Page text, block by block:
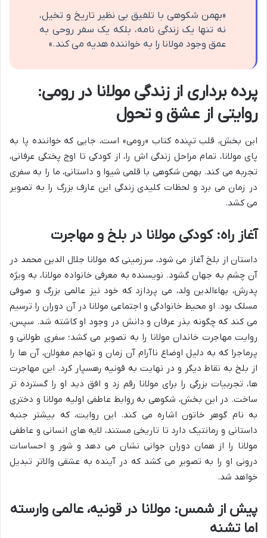
«بهمن شکوهی با تلفیق بی نظیر تاریخ و تخیل،
نه تنها یک زندگی نامه، بلکه یک سفر روحی به
عمق وجود مولانا را به خواننده هدیه می کند.»
پرده برداری از زندگی مولانا در رومی:
روایتی از عشق و تحول
این بخش، قلب تپنده کتاب «رومی» است، جایی که خواننده پا به
پای مولانا، تمام مراحل زندگی اش را، از کودکی تا اوج پختگی عرفانی،
تجربه می کند. بهمن شکوهی با قلمی شیوا و داستانی، ما را به سفری
در زمان می برد و لحظات کلیدی زندگی این عارف بزرگ را به تصویر
می کشد.
آغاز راه: کودکی مولانا در بلخ و مهاجرت
داستان از بلخ آغاز می شود، سرزمینی که مولانا جلال الدین محمد در
آن چشم به جهان گشود. نویسنده به معرفی خانواده مولانا، به ویژه
پدرش، بهاءالدین ولد، می پردازد که خود نیز عالمی بزرگ و صوفی
مسلک بود. او محیط خانوادگی و اجتماعی مولانا در آن دوران را ترسیم
می کند که چگونه بذر عرفان و دانش در وجود او کاشته شد. سپس،
روایت مهاجرت خاندان مولانا را به تصویر می کشد؛ سفری طولانی و
پرماجرا که به دلیل اوضاع ناآرام آن زمان و تهاجم مغولان، آن ها را
از بلخ به نقاط دیگر و در نهایت به قونیه رهسپار کرد. این مهاجرت
ها، تجربیات بزرگی را برای مولانا رقم زد و افق دید او را گسترده تر
ساخت. در این بخش، شکوهی به روابط عاطفی اولیه مولانا و دختری
به نام گوهر خاتون اشاره می کند. این روایت، که بیشتر جنبه
داستانی و رمانتیک دارد تا تاریخی مستند، لایه های انسانی و عاطفی
مولانا را از همان دوران جوانی نشان می دهد و شور و احساسات
درونی او را به تصویر می کشد که در آینده به عشقی والاتر تبدیل
خواهد شد.
پیش از شمس: مولانا در قونیه، عالمی وارسته
اما تشنه